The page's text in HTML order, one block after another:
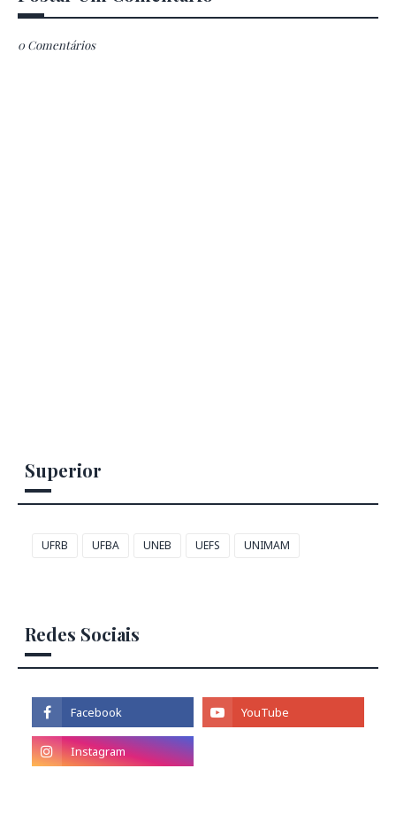
0 Comentários
Superior
UFRB UFBA UNEB UEFS UNIMAM
Redes Sociais